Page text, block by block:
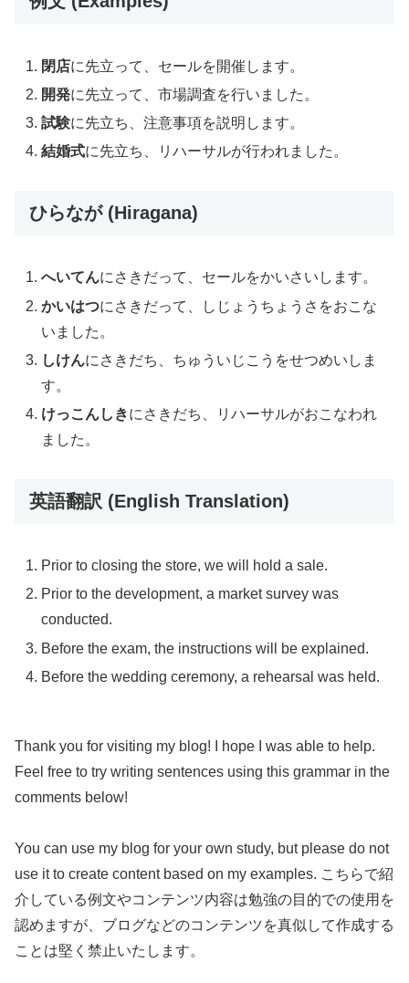
閉店に先立って、セールを開催します。
開発に先立って、市場調査を行いました。
試験に先立ち、注意事項を説明します。
結婚式に先立ち、リハーサルが行われました。
ひらなが (Hiragana)
へいてんにさきだって、セールをかいさいします。
かいはつにさきだって、しじょうちょうさをおこな
いました。
しけんにさきだち、ちゅういじこうをせつめいしま
す。
けっこんしきにさきだち、リハーサルがおこなわれ
ました。
英語翻訳 (English Translation)
Prior to closing the store, we will hold a sale.
Prior to the development, a market survey was
conducted.
Before the exam, the instructions will be explained.
Before the wedding ceremony, a rehearsal was held.
Thank you for visiting my blog! I hope I was able to help.
Feel free to try writing sentences using this grammar in the
comments below!
You can use my blog for your own study, but please do not
use it to create content based on my examples. こちらで紹
介している例文やコンテンツ内容は勉強の目的での使用を
認めますが、ブログなどのコンテンツを真似して作成する
ことは堅く禁止いたします。